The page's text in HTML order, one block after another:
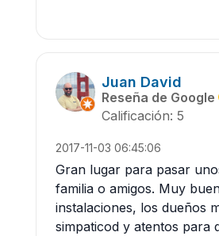
Juan David
Reseña de Google
Calificación: 5
2017-11-03 06:45:06
Gran lugar para pasar
familia o amigos. Muy
instalaciones, los dueños
simpaticod y atentos para